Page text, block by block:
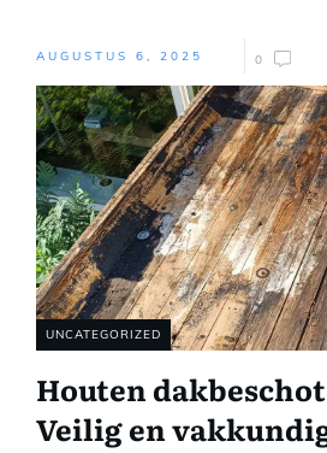
AUGUSTUS 6, 2025 0
UNCATEGORIZED
Houten
Veilig en